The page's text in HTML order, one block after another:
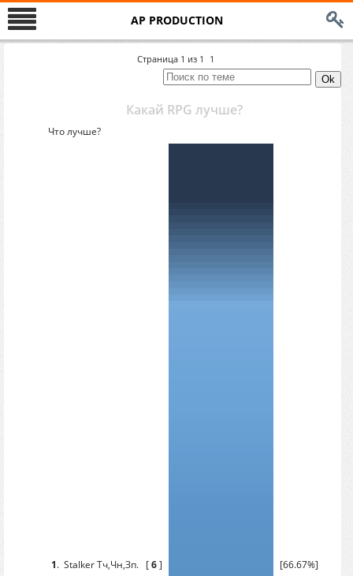
AP PRODUCTION
Страница 1 из 1 1
Какай RPG лучше?
Что лучше?
1. Stalker Тч,Чн,Зп. [6] [66.67%]